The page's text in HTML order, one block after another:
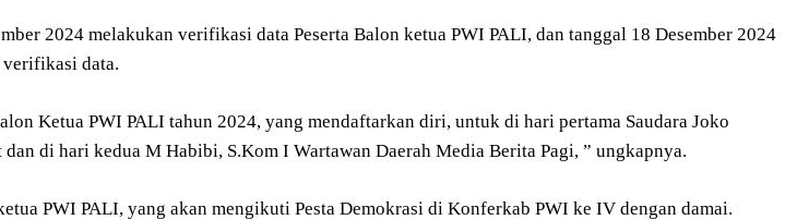
2024 melakukan verifikasi data Peserta Balon ketua PWI PALI, dan tanggal 18 Desember 2024
verifikasi data.
Ketua PWI PALI tahun 2024, yang mendaftarkan diri, untuk di hari pertama Saudara Joko
dan di hari kedua M Habibi, S.Kom I Wartawan Daerah Media Berita Pagi, ” ungkapnya.
PWI PALI, yang akan mengikuti Pesta Demokrasi di Konferkab PWI ke IV dengan damai.